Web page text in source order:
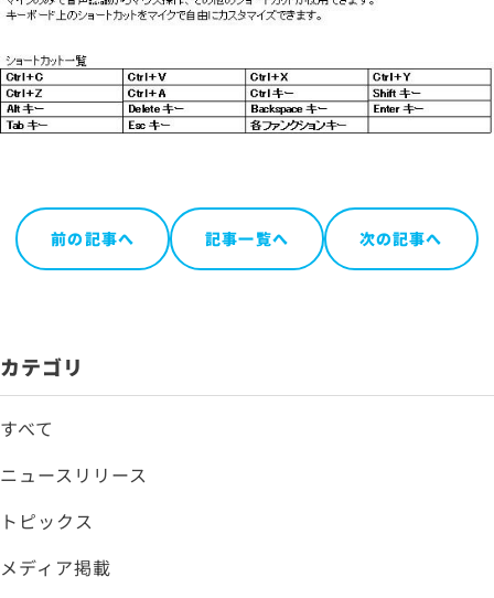
前の記事へ 記事一覧へ 次の記事へ
カテゴリ
すべて
ニュースリリース
トピックス
メディア掲載